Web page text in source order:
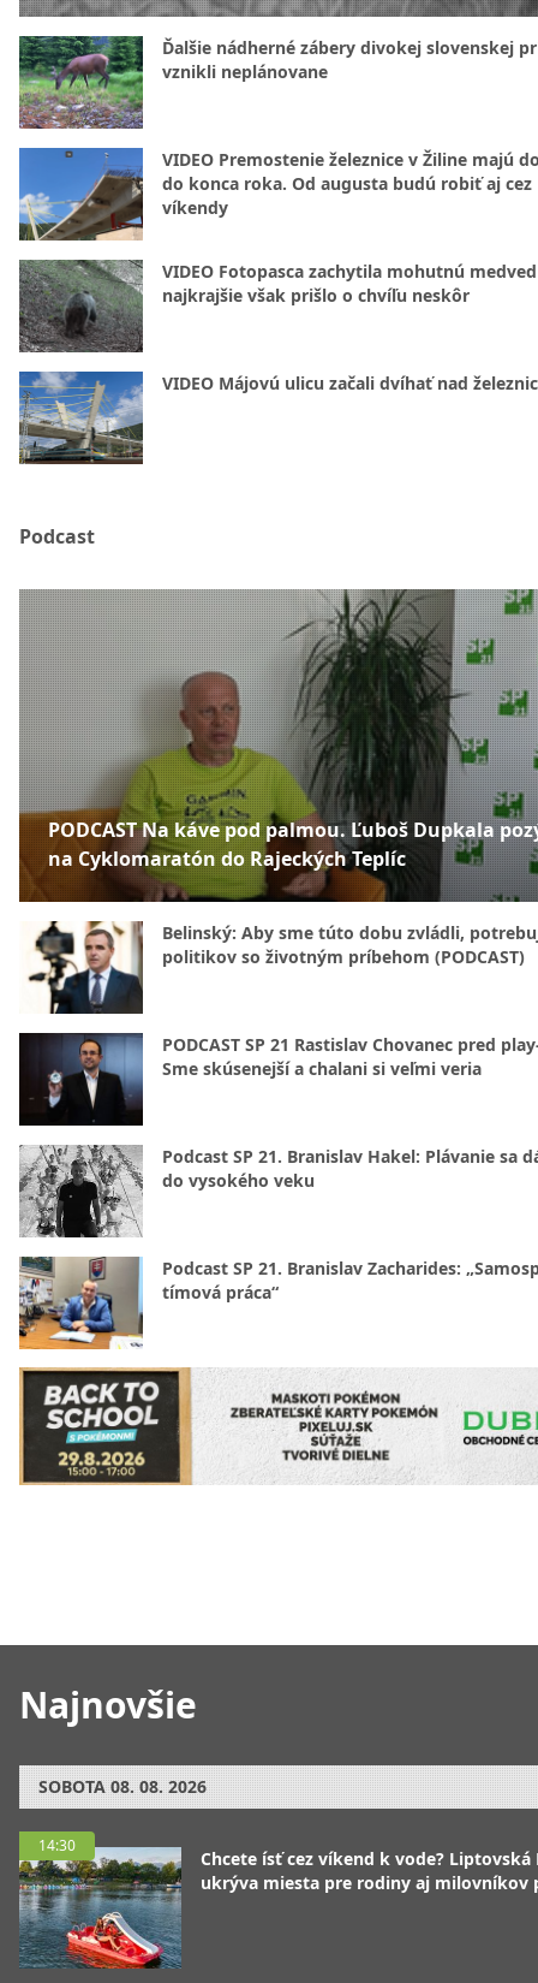
Najnovšie
SOBOTA 08. 08. 2026
14:30
Chcete ísť cez víkend k vode? Liptovská
ukrýva miesta pre rodiny aj milovníkov
Ďalšie nádherné zábery divokej slovenskej
vznikli neplánovane
VIDEO Premostenie železnice v Žiline majú
do konca roka. Od augusta budú robiť aj cez
víkendy
VIDEO Fotopasca zachytila mohutnú
najkrajšie však prišlo o chvíľu neskôr
VIDEO Májovú ulicu začali dvíhať nad
Podcast
PODCAST Na káve pod palmou. Ľuboš Dupkala
na Cyklomaratón do Rajeckých Teplíc
Belinský: Aby sme túto dobu zvládli,
politikov so životným príbehom (PODCAST)
PODCAST SP 21 Rastislav Chovanec pred
Sme skúsenejší a chalani si veľmi veria
Podcast SP 21. Branislav Hakel: Plávanie sa
do vysokého veku
Podcast SP 21. Branislav Zacharides:
tímová práca“